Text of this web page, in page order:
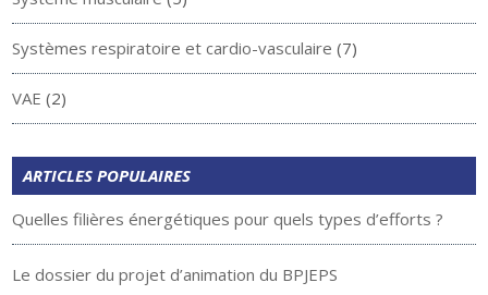
Systèmes respiratoire et cardio-vasculaire (7)
VAE (2)
ARTICLES POPULAIRES
Quelles filières énergétiques pour quels types d’efforts ?
Le dossier du projet d’animation du BPJEPS